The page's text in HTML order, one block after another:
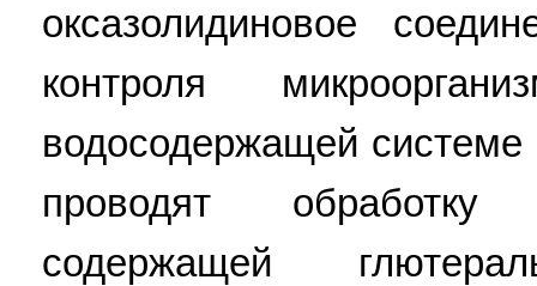
оксазолидиновое
контроля
водосодержащей
проводят
содержащей